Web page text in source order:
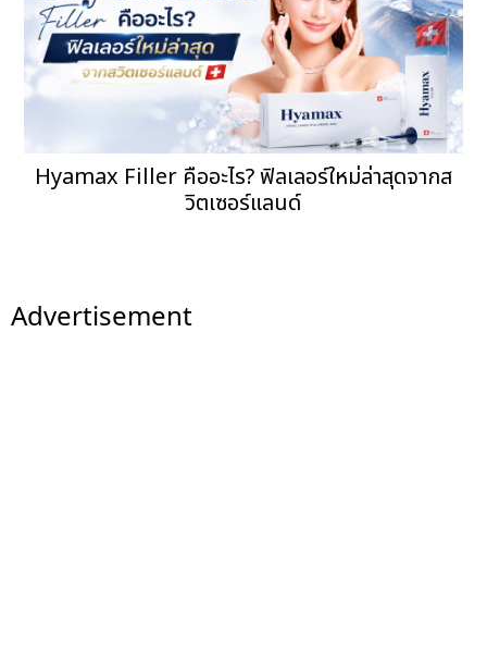
Hyamax Filler คืออะไร? ฟิลเลอร์ใหม่ล่าสุดจากส
วิตเซอร์แลนด์
Advertisement